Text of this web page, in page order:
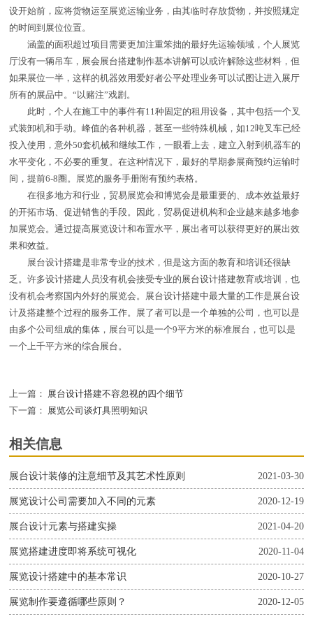
设开始前，应将货物运至展览运输业务，由其临时存放货物，并按照规定
的时间到展位位置。
涵盖的面积超过项目需要更加注重笨拙的最好先运输领域，个人展览
厅没有一辆吊车，展会展台搭建制作基本讲解可以或许解除这些材料，但
如果展位一半，这样的机器效用爱好者公平处理业务可以试图让进入展厅
所有的展品中。“以赌注”戏剧。
此时，个人在施工中的事件有11种固定的租用设备，其中包括一个叉
式装卸机和手动。峰值的各种机器，甚至一些特殊机械，如12吨叉车已经
投入使用，意外50套机械和继续工作，一眼看上去，建立入射到机器车的
水平变化，不必要的重复。在这种情况下，最好的早期参展商预约运输时
间，提前6-8圈。展览的服务手册附有预约表格。
在很多地方和行业，贸易展览会和博览会是最重要的、成本效益最好
的开拓市场、促进销售的手段。因此，贸易促进机构和企业越来越多地参
加展览会。通过提高展览设计和布置水平，展出者可以获得更好的展出效
果和效益。
展台设计搭建是非常专业的技术，但是这方面的教育和培训还很缺
乏。许多设计搭建人员没有机会接受专业的展台设计搭建教育或培训，也
没有机会考察国内外好的展览会。展台设计搭建中最大量的工作是展台设
计及搭建整个过程的服务工作。展了者可以是一个单独的公司，也可以是
由多个公司组成的集体，展台可以是一个9平方米的标准展台，也可以是
一个上千平方米的综合展台。
上一篇：
展台设计搭建不容忽视的四个细节
下一篇：
展览公司谈灯具照明知识
相关信息
2021-03-30
展台设计装修的注意细节及其艺术性原则
2020-12-19
展览设计公司需要加入不同的元素
2021-04-20
展台设计元素与搭建实操
2020-11-04
展览搭建进度即将系统可视化
2020-10-27
展览设计搭建中的基本常识
2020-12-05
展览制作要遵循哪些原则？